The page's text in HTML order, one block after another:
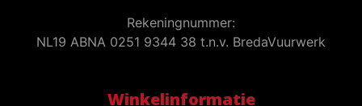
Rekeningnummer:
NL19 ABNA 0251 9344 38 t.n.v. BredaVuurwerk
Winkelinformatie